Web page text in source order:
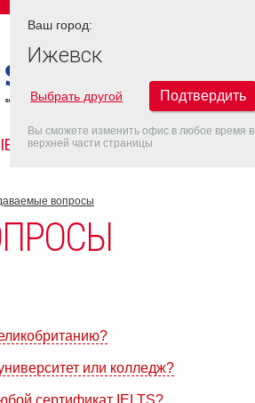
FAQ ДАТЫ IELTS 2022
вопросы
или колледж?
сертификат IELTS?
Ваш город:
Ижевск
Выбрать другой Подтвердить
Вы сможете изменить офис в любое время в
верхней части страницы